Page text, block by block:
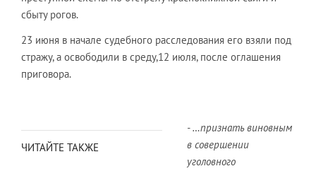
сбыту рогов.
23 июня в начале судебного расследования его взяли под
стражу, а освободили в среду,12 июля, после оглашения
приговора.
ЧИТАЙТЕ ТАКЖЕ
- …признать виновным
в совершении
уголовного